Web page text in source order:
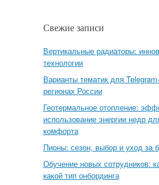
Свежие записи
Вертикальные радиаторы:
технологии
Варианты тематик для
регионах России
Геотермальное отопление:
использование энергии недр
комфорта
Пионы: сезон, выбор и уход за
Обучение новых сотрудников:
какой тип онбординга